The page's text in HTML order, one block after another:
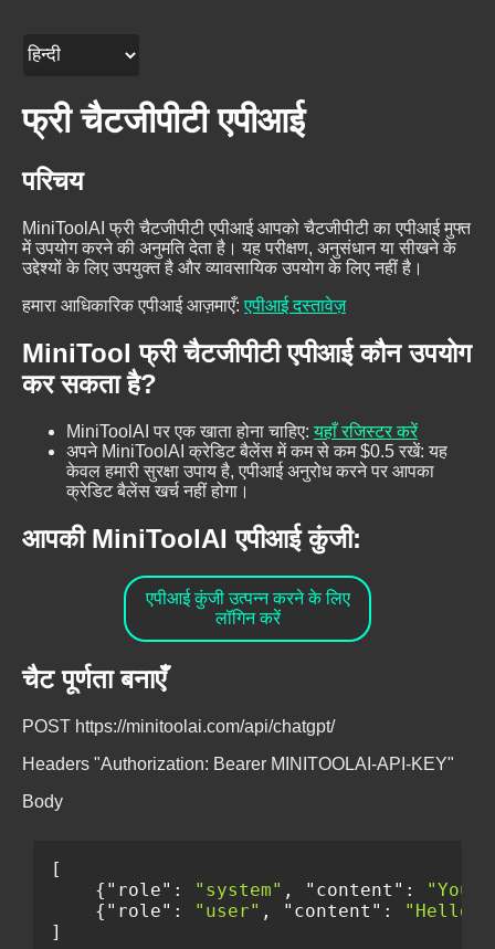
फ्री चैटजीपीटी एपीआई
परिचय
MiniToolAI फ्री चैटजीपीटी एपीआई आपको चैटजीपीटी का एपीआई मुफ्त
में उपयोग करने की अनुमति देता है। यह परीक्षण, अनुसंधान या सीखने के
उद्देश्यों के लिए उपयुक्त है और व्यावसायिक उपयोग के लिए नहीं है।
हमारा आधिकारिक एपीआई आज़माएँ:एपीआई दस्तावेज़
MiniTool फ्री चैटजीपीटी एपीआई कौन उपयोग
कर सकता है?
MiniToolAI पर एक खाता होना चाहिए:यहाँ रजिस्टर करें
अपने MiniToolAI क्रेडिट बैलेंस में कम से कम $0.5 रखें: यह
केवल हमारी सुरक्षा उपाय है, एपीआई अनुरोध करने पर आपका
क्रेडिट बैलेंस खर्च नहीं होगा।
आपकी MiniToolAI एपीआई कुंजी:
एपीआई कुंजी उत्पन्न करने के लिए
लॉगिन करें
चैट पूर्णता बनाएँ
POST https://minitoolai.com/api/chatgpt/
Headers "Authorization: Bearer MINITOOLAI-API-KEY"
Body
[
{ "role" : "system" , "content" :
"You
{ "role" : "user" , "content" : "Hello"
]